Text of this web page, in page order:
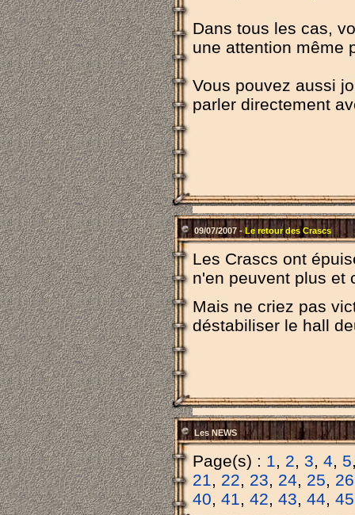
Dans tous les cas,
une attention même
Vous pouvez aussi
parler directement
09/07/2007 -Le retour des Crascs
Les Crascs ont
n'en peuvent plus et
Mais ne criez pas
déstabiliser le hall
Les NEWS
Page(s) : 1, 2, 3, 4, 5
21, 22, 23, 24, 25, 26
40, 41, 42, 43, 44, 45